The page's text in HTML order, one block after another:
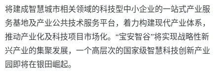
将建成智慧城市相关领域的科技型中小企业的一站式产业服
务基地及产业公共技术服务平台，着力构建现代产业体系，
推动产业化及科技项目市场化。“宝安智谷”将实现战略性新
兴产业的集聚发展，一个高层次的国家级智慧科技创新产业
园即将在银田崛起。